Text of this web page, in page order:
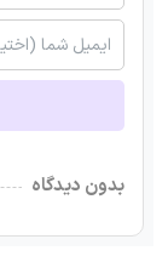
بدون دیدگاه